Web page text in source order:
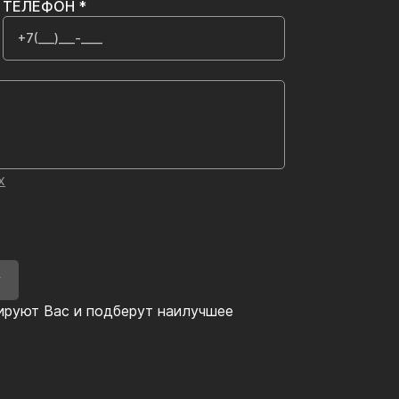
Вас и подберут наилучшее
ТЕЛЕФОН *